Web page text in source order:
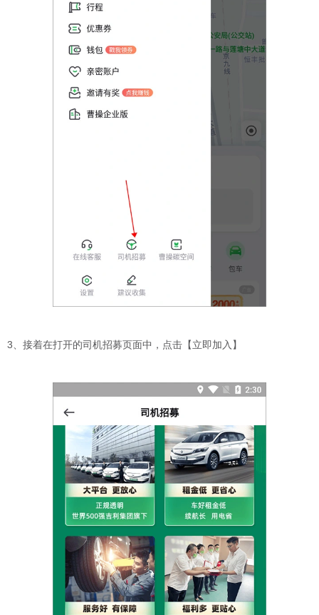
3、接着在打开的司机招募页面中，点击【立即加入】